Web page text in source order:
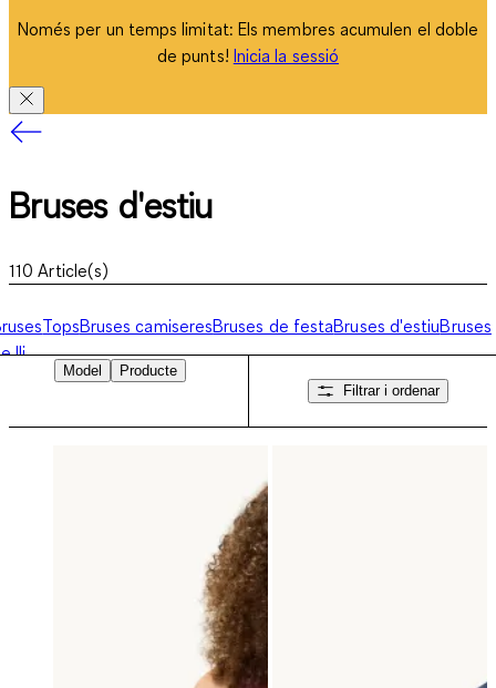
Només per un temps limitat: Els membres acumulen el doble
de punts! Inicia la sessió
Bruses d'estiu
110 Article(s)
TopsBruses camiseresBruses de festaBruses d'estiuBruses
lli
Model
Producte
Filtrar i ordenar